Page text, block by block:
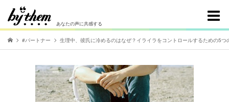
あなたの声に共感する
#パートナー 生理中、彼氏に冷めるのはなぜ？イライラをコントロールするための5つ